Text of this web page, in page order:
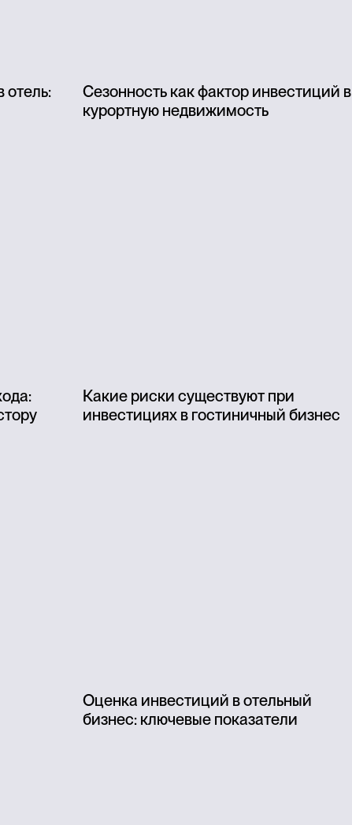
отель:
Сезонность как фактор инвестиций в
курортную недвижимость
Какие риски существуют при
инвестициях в гостиничный бизнес
Оценка инвестиций в отельный
бизнес: ключевые показатели